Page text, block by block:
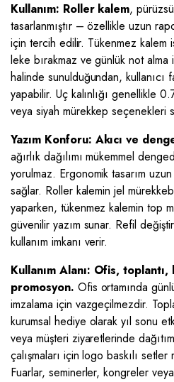
Kullanım: Roller kalem,
tasarlanmıştır – özellikle uzun
için tercih edilir. Tükenmez kalem
leke bırakmaz ve günlük not
halinde sunulduğundan, kullanıcı
yapabilir. Uç kalınlığı genellikle
veya siyah mürekkep seçenekleri
Yazım Konforu: Akıcı ve
ağırlık dağılımı mükemmel
yorulmaz. Ergonomik tasarım
sağlar. Roller kalemin jel
yaparken, tükenmez kalemin top
güvenilir yazım sunar. Refil
kullanım imkanı verir.
Kullanım Alanı: Ofis,
promosyon. Ofis ortamında
imzalama için vazgeçilmezdir.
kurumsal hediye olarak yıl sonu
veya müşteri ziyaretlerinde
çalışmaları için logo baskılı setler
Fuarlar, seminerler, kongreler